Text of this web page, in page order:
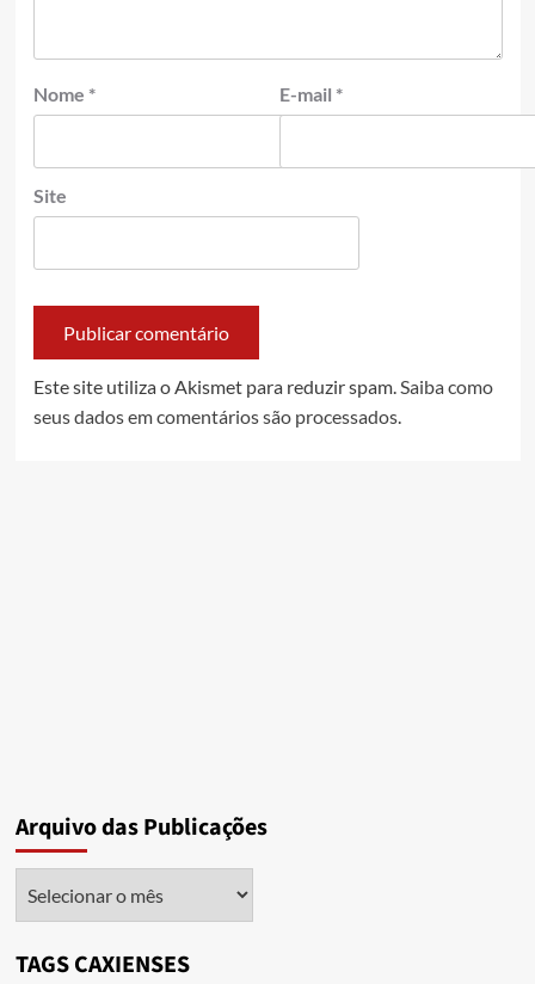
Nome * E-mail *
Site
Este site utiliza o Akismet para reduzir spam.Saiba como
seus dados em comentários são processados.
Arquivo das Publicações
TAGS CAXIENSES